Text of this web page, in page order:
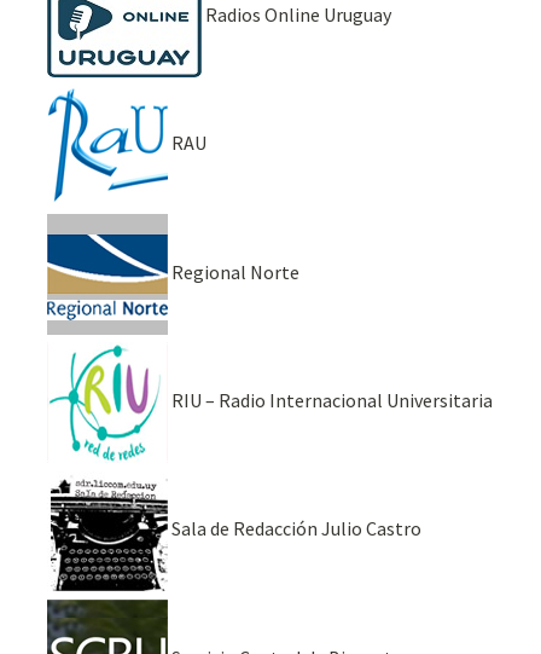
Radios Online Uruguay
RAU
Regional Norte
RIU – Radio Internacional Universitaria
Sala de Redacción Julio Castro